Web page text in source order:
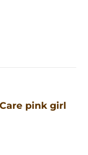
pink girl